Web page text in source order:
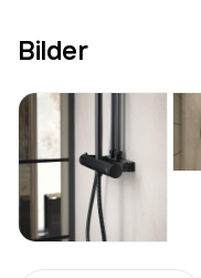
Bilder